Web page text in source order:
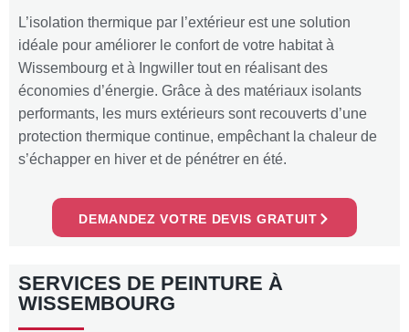
L’isolation thermique par l’extérieur est une solution
idéale pour améliorer le confort de votre habitat à
Wissembourg et à Ingwiller tout en réalisant des
économies d’énergie. Grâce à des matériaux isolants
performants, les murs extérieurs sont recouverts d’une
protection thermique continue, empêchant la chaleur de
s’échapper en hiver et de pénétrer en été.
DEMANDEZ VOTRE DEVIS GRATUIT
SERVICES DE PEINTURE À
WISSEMBOURG